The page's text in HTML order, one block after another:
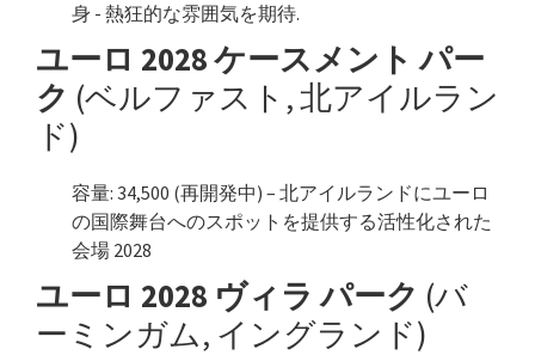
身 - 熱狂的な雰囲気を期待.
ユーロ 2028 ケースメント パー
ク (ベルファスト, 北アイルラン
ド)
容量: 34,500 (再開発中) – 北アイルランドにユーロ
の国際舞台へのスポットを提供する活性化された
会場 2028
ユーロ 2028 ヴィラ パーク (バ
ーミンガム, イングランド)